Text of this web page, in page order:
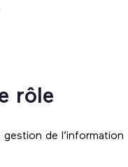
rôle
gestion de l’information